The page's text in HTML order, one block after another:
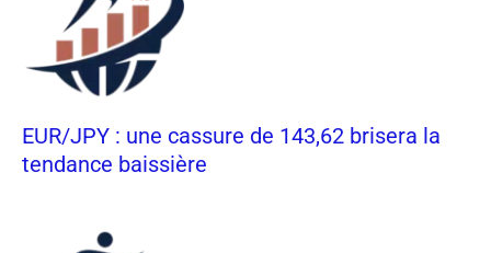
EUR/JPY : une cassure de 143,62 brisera la
tendance baissière